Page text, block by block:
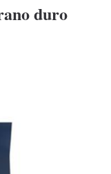
duro